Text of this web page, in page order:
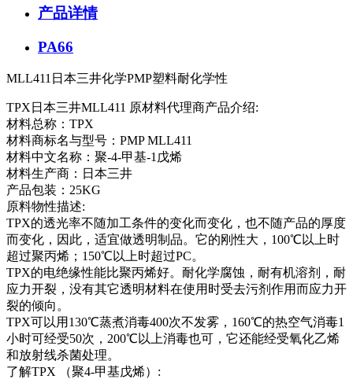
产品详情
PA66
MLL411日本三井化学PMP塑料耐化学性
TPX日本三井MLL411 原材料代理商产品介绍:
材料总称：TPX
材料商标名与型号：PMP MLL411
材料中文名称：聚-4-甲基-1戊烯
材料生产商：日本三井
产品包装：25KG
原料物性描述:
TPX的透光率不随加工条件的变化而变化，也不随产品的厚度
而变化，因此，适宜做透明制品。它的刚性大，100℃以上时
超过聚丙烯；150℃以上时超过PC。
TPX的电绝缘性能比聚丙烯好。耐化学腐蚀，耐有机溶剂，耐
应力开裂，没有其它透明材料在使用时受去污剂作用而应力开
裂的倾向。
TPX可以用130℃蒸煮消毒400次不发雾，160℃的热空气消毒1
小时可经受50次，200℃以上消毒也可，它还能经受氧化乙烯
和放射线杀菌处理。
了解TPX （聚4-甲基戊烯）: